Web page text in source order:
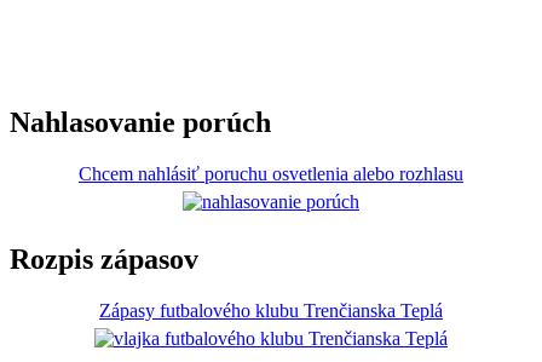
Nahlasovanie porúch
Chcem nahlásiť poruchu osvetlenia alebo rozhlasu
Rozpis zápasov
Zápasy futbalového klubu Trenčianska Teplá